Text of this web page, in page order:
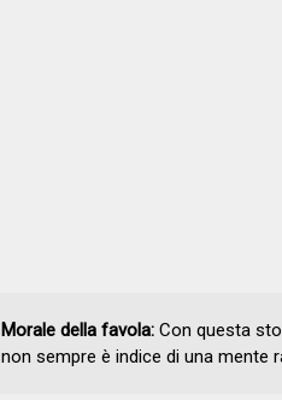
Morale della favola:Con questa
non sempre è indice di una mente